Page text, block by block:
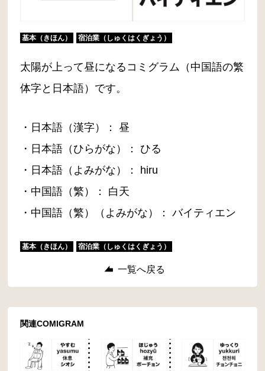
基本（きほん） 宿泊業（しゅくはくぎょう）
太陽が上って昼になるコミグラム（中国語の繁
体字と日本語）です。
・日本語（漢字）： 昼
・日本語（ひらがな）： ひる
・日本語（よみがな）： hiru
・中国語（繁）： 白天
・中国語（繁）（よみがな）： バイティエン
基本（きほん） 宿泊業（しゅくはくぎょう）
一覧へ戻る
関連COMIGRAM